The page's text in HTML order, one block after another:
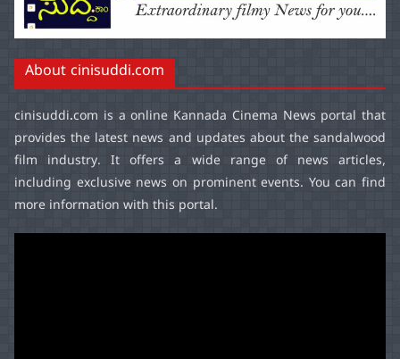
About cinisuddi.com
cinisuddi.com is a online Kannada Cinema News portal that
provides the latest news and updates about the sandalwood
film industry. It offers a wide range of news articles,
including exclusive news on prominent events. You can find
more information with this portal.